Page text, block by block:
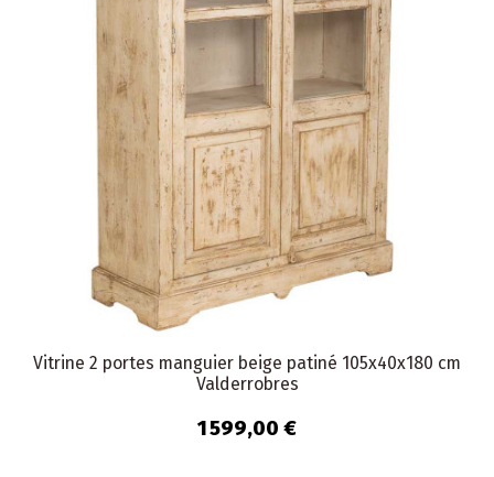
Vitrine 2 portes manguier beige patiné 105x40x180 cm
Valderrobres
1 599,00 €